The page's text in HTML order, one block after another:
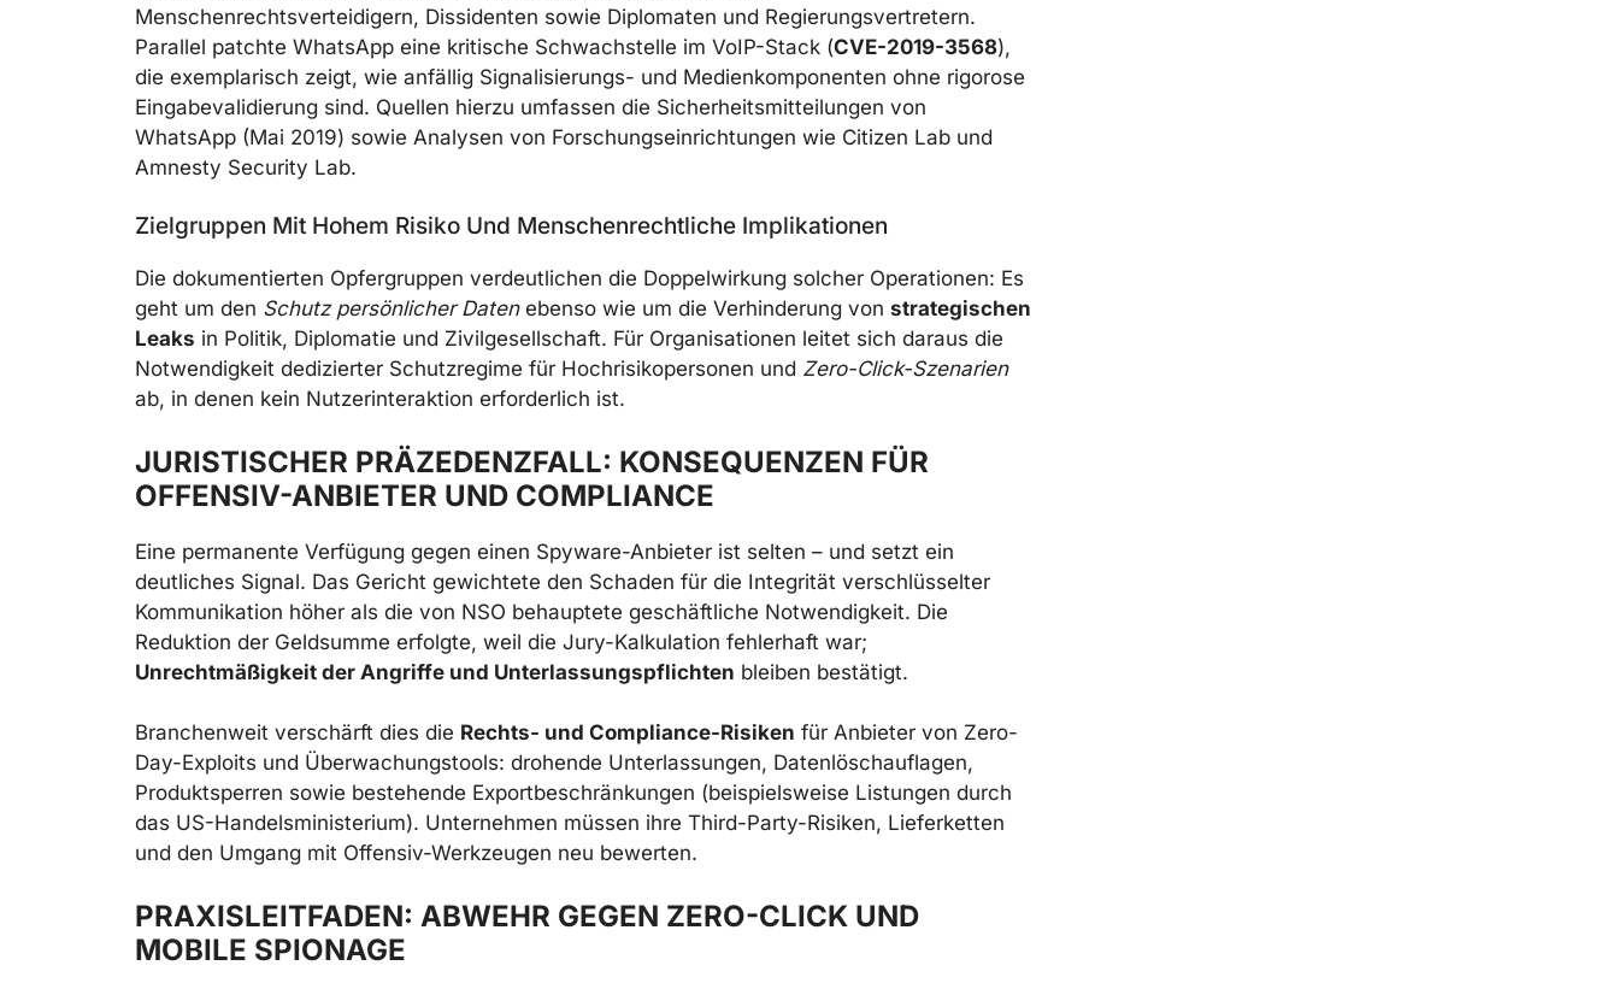
Menschenrechtsverteidigern, Dissidenten sowie Diplomaten und Regierungsvertretern.
Parallel patchte WhatsApp eine kritische Schwachstelle im VoIP-Stack (CVE-2019-3568),
die exemplarisch zeigt, wie anfällig Signalisierungs- und Medienkomponenten ohne rigorose
Eingabevalidierung sind. Quellen hierzu umfassen die Sicherheitsmitteilungen von
WhatsApp (Mai 2019) sowie Analysen von Forschungseinrichtungen wie Citizen Lab und
Amnesty Security Lab.
Zielgruppen Mit Hohem Risiko Und Menschenrechtliche Implikationen
Die dokumentierten Opfergruppen verdeutlichen die Doppelwirkung solcher Operationen: Es
geht um den Schutz persönlicher Datenebenso wie um die Verhinderung von strategischen
Leaks in Politik, Diplomatie und Zivilgesellschaft. Für Organisationen leitet sich daraus die
Notwendigkeit dedizierter Schutzregime für Hochrisikopersonen und Zero-Click-Szenarien
ab, in denen kein Nutzerinteraktion erforderlich ist.
JURISTISCHER PRÄZEDENZFALL: KONSEQUENZEN FÜR
OFFENSIV-ANBIETER UND COMPLIANCE
Eine permanente Verfügung gegen einen Spyware-Anbieter ist selten – und setzt ein
deutliches Signal. Das Gericht gewichtete den Schaden für die Integrität verschlüsselter
Kommunikation höher als die von NSO behauptete geschäftliche Notwendigkeit. Die
Reduktion der Geldsumme erfolgte, weil die Jury-Kalkulation fehlerhaft war;
Unrechtmäßigkeit der Angriffe und Unterlassungspflichten bleiben bestätigt.
Branchenweit verschärft dies die Rechts- und Compliance-Risiken für Anbieter von Zero-
Day-Exploits und Überwachungstools: drohende Unterlassungen, Datenlöschauflagen,
Produktsperren sowie bestehende Exportbeschränkungen (beispielsweise Listungen durch
das US-Handelsministerium). Unternehmen müssen ihre Third-Party-Risiken, Lieferketten
und den Umgang mit Offensiv-Werkzeugen neu bewerten.
PRAXISLEITFADEN: ABWEHR GEGEN ZERO-CLICK UND
MOBILE SPIONAGE